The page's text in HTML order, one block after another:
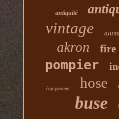
antiquité
vintage
akron fire
pompier
équipement hose
buse